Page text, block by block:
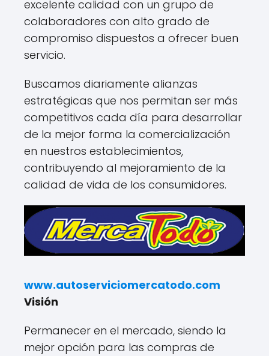
excelente calidad con un grupo de
colaboradores con alto grado de
compromiso dispuestos a ofrecer buen
servicio.
Buscamos diariamente alianzas
estratégicas que nos permitan ser más
competitivos cada día para desarrollar
de la mejor forma la comercialización
en nuestros establecimientos,
contribuyendo al mejoramiento de la
calidad de vida de los consumidores.
www.autoserviciomercatodo.com
Visión
Permanecer en el mercado, siendo la
mejor opción para las compras de